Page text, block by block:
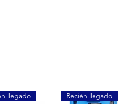
llegado Recién llegado